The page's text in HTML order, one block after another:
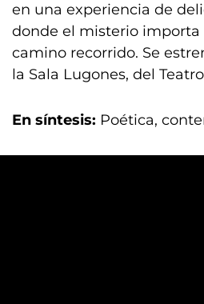
en una experiencia de
donde el misterio importa
camino recorrido. Se
la Sala Lugones, del
En síntesis: Poética,